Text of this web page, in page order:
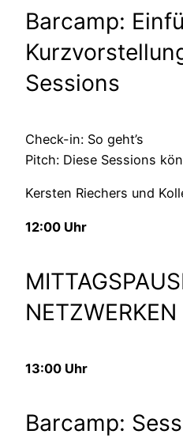
Barcamp:
Sessions
Check-in: So geht’s
Pitch: Diese Sessions
Kersten Riechers und
12:00 Uhr
NETZWERKEN
13:00 Uhr
Barcamp: